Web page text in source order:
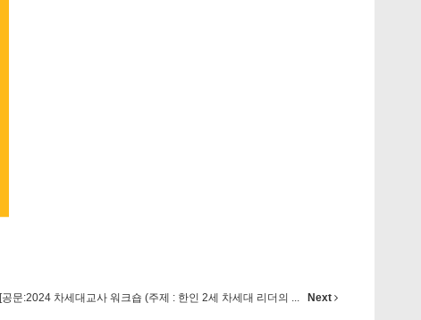
[공문:2024 차세대교사 워크숍 (주제 : 한인 2세 차세대 리더의 ... Next